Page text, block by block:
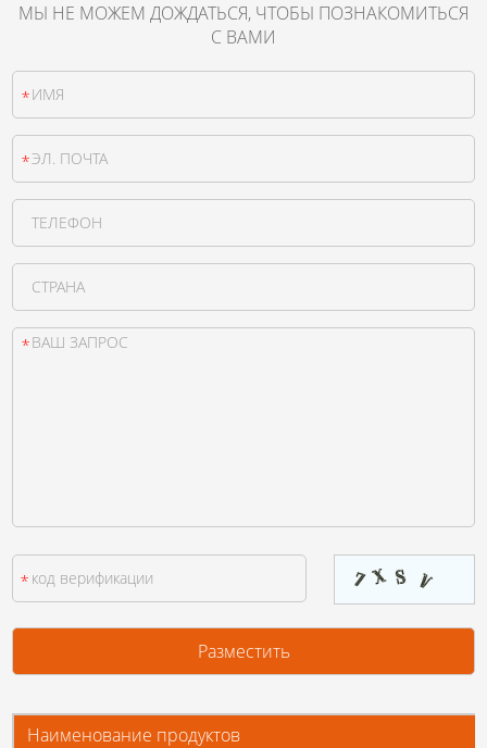
МЫ НЕ МОЖЕМ ДОЖДАТЬСЯ, ЧТОБЫ ПОЗНАКОМИТЬСЯ
С ВАМИ
Наименование продуктов